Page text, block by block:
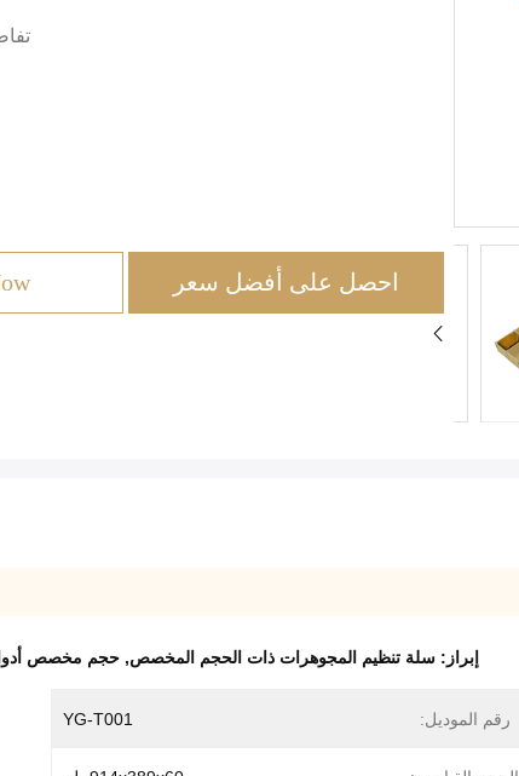
احصل على أفضل سعر
إبراز: سلة تنظيم المجوهرات ذات الحجم المخصص, حجم مخصص
رقم الموديل: YG-T001